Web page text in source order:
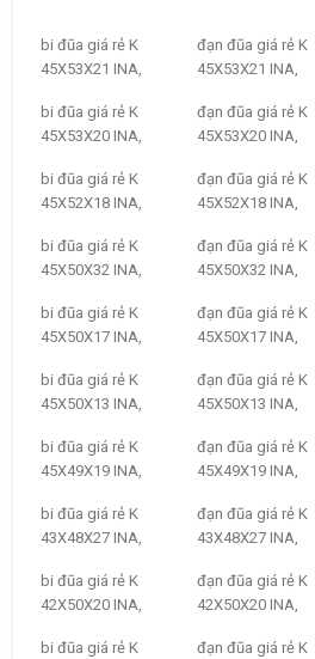
bi đũa giá rẻ K
45X53X21 INA,
đạn đũa giá rẻ K
45X53X21 INA,
bi đũa giá rẻ K
45X53X20 INA,
đạn đũa giá rẻ K
45X53X20 INA,
bi đũa giá rẻ K
45X52X18 INA,
đạn đũa giá rẻ K
45X52X18 INA,
bi đũa giá rẻ K
45X50X32 INA,
đạn đũa giá rẻ K
45X50X32 INA,
bi đũa giá rẻ K
45X50X17 INA,
đạn đũa giá rẻ K
45X50X17 INA,
bi đũa giá rẻ K
45X50X13 INA,
đạn đũa giá rẻ K
45X50X13 INA,
bi đũa giá rẻ K
45X49X19 INA,
đạn đũa giá rẻ K
45X49X19 INA,
bi đũa giá rẻ K
43X48X27 INA,
đạn đũa giá rẻ K
43X48X27 INA,
bi đũa giá rẻ K
42X50X20 INA,
đạn đũa giá rẻ K
42X50X20 INA,
bi đũa giá rẻ K
đạn đũa giá rẻ K